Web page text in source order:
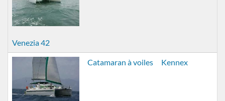
Venezia 42
Catamaran à voiles Kennex